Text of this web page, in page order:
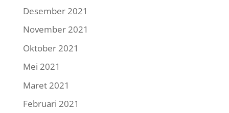
Desember 2021
November 2021
Oktober 2021
Mei 2021
Maret 2021
Februari 2021